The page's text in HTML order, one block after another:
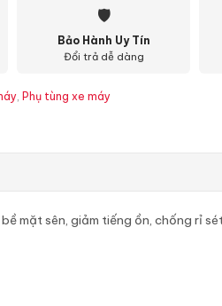
🛡
Bảo Hành Uy Tín
Đổi trả dễ dàng
, Phụ tùng xe máy
mặt sên, giảm tiếng ồn, chống rỉ